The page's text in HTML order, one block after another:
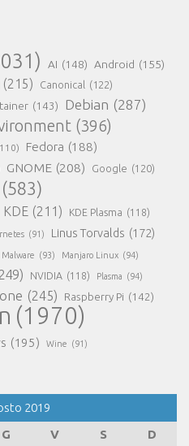
AI (148) Android (155)
(215) Canonical (122)
(143) Debian (287)
(396)
Fedora (188)
GNOME (208) Google (120)
(583)
KDE (211) KDE Plasma (118)
(91) Linus Torvalds (172)
Malware (93) Manjaro Linux (94)
NVIDIA (118) Plasma (94)
(245) Raspberry Pi (142)
(1970)
(195) Wine (91)
2019
G V S
D